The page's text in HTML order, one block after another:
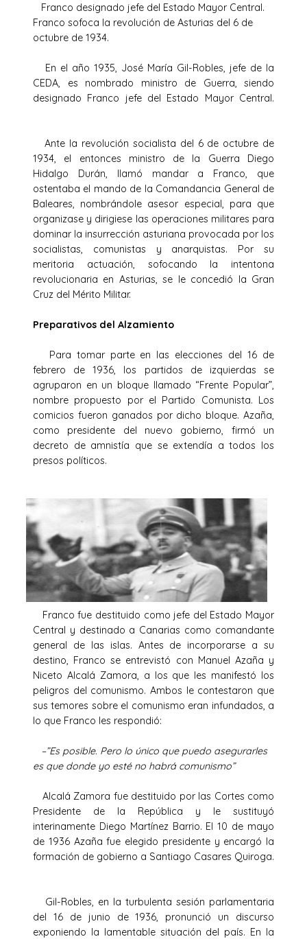
Franco designado jefe del Estado Mayor Central.
Franco sofoca la revolución de Asturias del 6 de
octubre de 1934.
En el año 1935, José María Gil-Robles, jefe de la
CEDA, es nombrado ministro de Guerra, siendo
designado Franco jefe del Estado Mayor Central.
Ante la revolución socialista del 6 de octubre de
1934, el entonces ministro de la Guerra Diego
Hidalgo Durán, llamó mandar a Franco, que
ostentaba el mando de la Comandancia General de
Baleares, nombrándole asesor especial, para que
organizase y dirigiese las operaciones militares para
dominar la insurrección asturiana provocada por los
socialistas, comunistas y anarquistas. Por su
meritoria actuación, sofocando la intentona
revolucionaria en Asturias, se le concedió la Gran
Cruz del Mérito Militar.
Preparativos del Alzamiento
Para tomar parte en las elecciones del 16 de
febrero de 1936, los partidos de izquierdas se
agruparon en un bloque llamado “Frente Popular”,
nombre propuesto por el Partido Comunista. Los
comicios fueron ganados por dicho bloque. Azaña,
como presidente del nuevo gobierno, firmó un
decreto de amnistía que se extendía a todos los
presos políticos.
Franco fue destituido como jefe del Estado Mayor
Central y destinado a Canarias como comandante
general de las islas. Antes de incorporarse a su
destino, Franco se entrevistó con Manuel Azaña y
Niceto Alcalá Zamora, a los que les manifestó los
peligros del comunismo. Ambos le contestaron que
sus temores sobre el comunismo eran infundados, a
lo que Franco les respondió:
–”Es posible. Pero lo único que puedo asegurarles
es que donde yo esté no habrá comunismo”
Alcalá Zamora fue destituido por las Cortes como
Presidente de la República y le sustituyó
interinamente Diego Martínez Barrio. El 10 de mayo
de 1936 Azaña fue elegido presidente y encargó la
formación de gobierno a Santiago Casares Quiroga.
Gil-Robles, en la turbulenta sesión parlamentaria
del 16 de junio de 1936, pronunció un discurso
exponiendo la lamentable situación del país. En la